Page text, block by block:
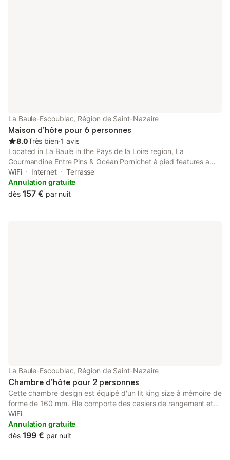
La Baule-Escoublac, Région de Saint-Nazaire
Maison d’hôte pour 6 personnes
8.0Très bien⋅1 avis
Located in La Baule in the Pays de la Loire region, La
Gourmandine Entre Pins & Océan Pornichet à pied features a
terrace. Providing a garden, the property is located within 5.2
km of La Baule-Escoublac Train Station.
WiFi Internet
Terrasse
Annulation gratuite
dès 157 € par nuit
La Baule-Escoublac, Région de Saint-Nazaire
Chambre d’hôte pour 2 personnes
Cette chambre design est équipé d'un lit king size à mémoire de
forme de 160 mm. Elle comporte des casiers de rangement et
une penderie. Un équipement de bouilloire et mini-frigidaire est
à disposition. Télévision à écran plat et écouteurs individuels.
Convecteur mural en verre design mural. Plateau de courtoisie.
WiFi
Annulation gratuite
dès 199 € par nuit